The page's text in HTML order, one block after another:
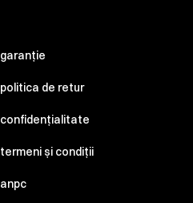
garanție
politica de retur
confidențialitate
termeni și condiții
anpc